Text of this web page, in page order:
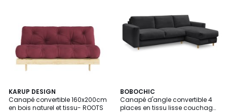
KARUP DESIGN
Canapé convertible 160x200cm
en bois naturel et tissu- ROOTS
4,3
/ 5
8
Couleurs
BOBOCHIC
Canapé d'angle convertible 4
places en tissu lisse couchage
8
Couleurs